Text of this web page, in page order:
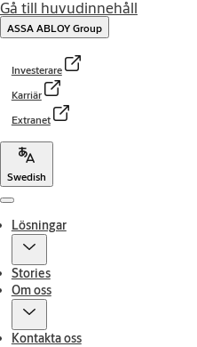
Gå till huvudinnehåll
ASSA ABLOY Group
Investerare
Karriär
Extranet
Swedish
Menu
Lösningar
Stories
Om oss
Kontakta oss